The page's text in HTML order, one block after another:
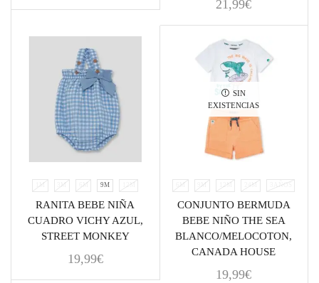
21,99€
1M 3M 6M 9M 12M
RANITA BEBE NIÑA
CUADRO VICHY AZUL,
STREET MONKEY
19,99€
SIN
EXISTENCIAS
6M 9M 12M 24M 3AÑOS
CONJUNTO BERMUDA
BEBE NIÑO THE SEA
BLANCO/MELOCOTON,
CANADA HOUSE
19,99€